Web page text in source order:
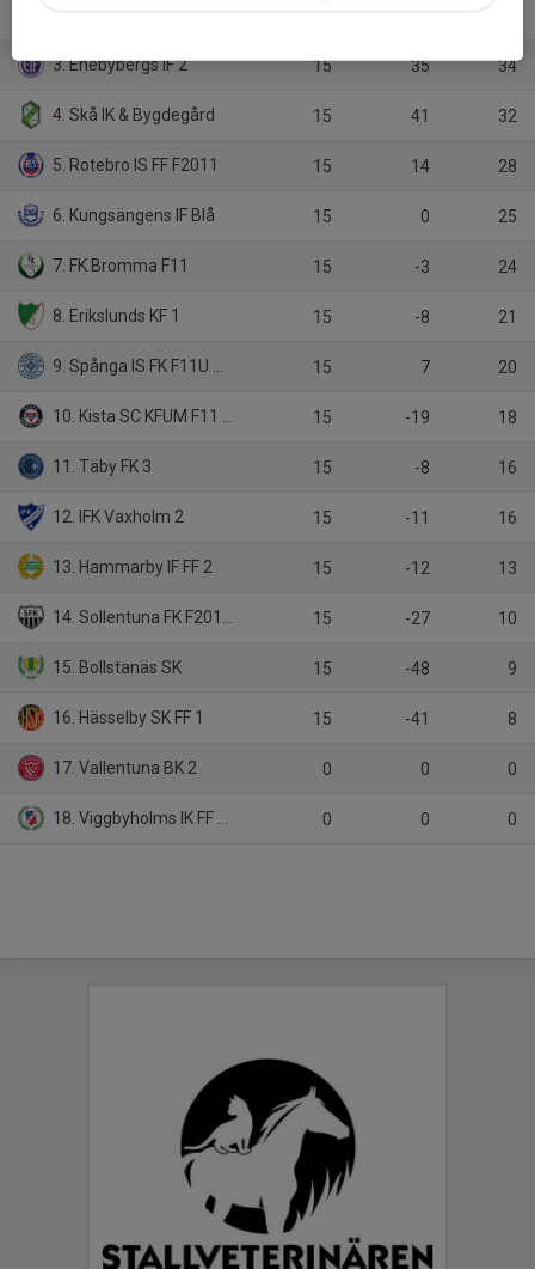
3. Enebybergs IF 2 15 35 34
4. Skå IK & Bygdegård 15 41 32
5. Rotebro IS FF F2011 15 14 28
6. Kungsängens IF Blå 15 0 25
7. FK Bromma F11 15 -3 24
8. Erikslunds KF 1 15 -8 21
9. Spånga IS FK F11U Blå 15 7 20
10. Kista SC KFUM F11 blå 15 -19 18
11. Täby FK 3 15 -8 16
12. IFK Vaxholm 2 15 -11 16
13. Hammarby IF FF 2 15 -12 13
14. Sollentuna FK F2011 1 15 -27 10
15. Bollstanäs SK 15 -48 9
16. Hässelby SK FF 1 15 -41 8
17. Vallentuna BK 2 0 0 0
18. Viggbyholms IK FF Vit 0 0 0